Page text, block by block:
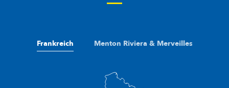
Frankreich Menton Riviera & Merveilles